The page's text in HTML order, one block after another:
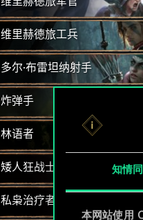
知情
本网站使用
维里赫德旅工兵
多尔·布雷坦纳射手
炸弹手
林语者
矮人狂战士
私枭治疗者